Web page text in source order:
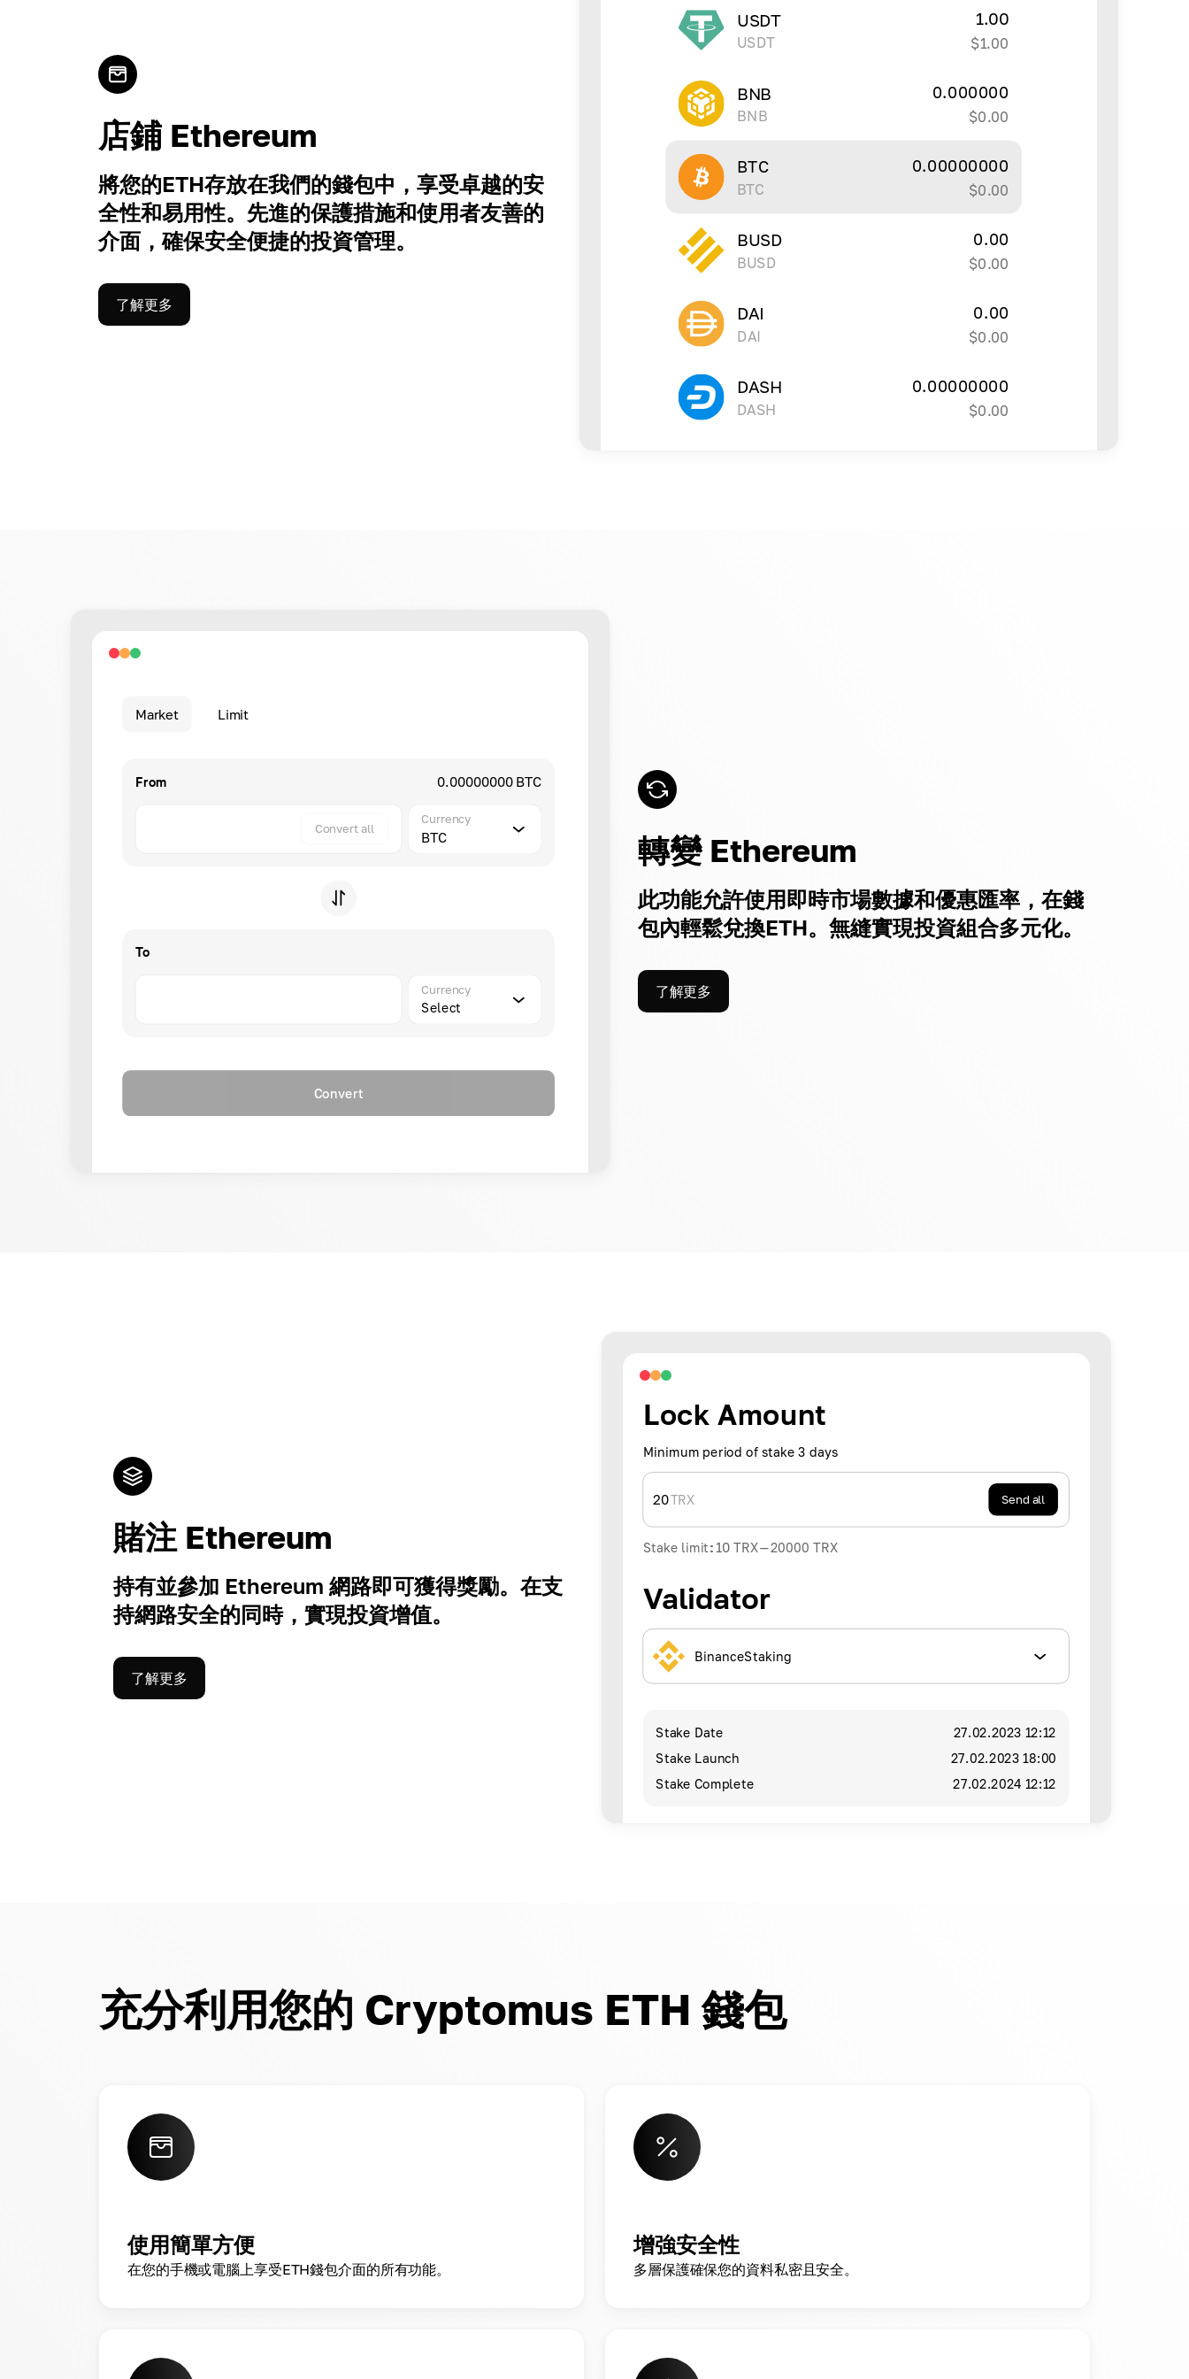
店鋪 Ethereum
將您的ETH存放在我們的錢包中，享受卓越的安
全性和易用性。先進的保護措施和使用者友善的
介面，確保安全便捷的投資管理。
了解更多
USDT
USDT
1.00
$1.00
BNB
BNB
0.000000
$0.00
BTC
BTC
0.00000000
$0.00
BUSD
BUSD
0.00
$0.00
DAI
DAI
0.00
$0.00
DASH
DASH
0.00000000
$0.00
轉變 Ethereum
此功能允許使用即時市場數據和優惠匯率，在錢
包內輕鬆兌換ETH。無縫實現投資組合多元化。
了解更多
Market Limit
From 0.00000000 BTC
Convert all
Currency
BTC
To
Currency
Select
Convert
賭注 Ethereum
持有並參加 Ethereum 網路即可獲得獎勵。在支
持網路安全的同時，實現投資增值。
了解更多
Lock Amount
Minimum period of stake 3 days
20TRX Send all
Stake limit:10 TRX-20000 TRX
Validator
BinanceStaking
Stake Date
27.02.2023 12:12
Stake Launch
27.02.2023 18:00
Stake Complete
27.02.2024 12:12
充分利用您的 Cryptomus ETH 錢包
使用簡單方便
在您的手機或電腦上享受ETH錢包介面的所有功能。
增強安全性
多層保護確保您的資料私密且安全。